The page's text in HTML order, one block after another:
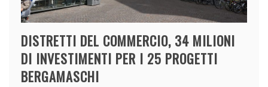
DISTRETTI DEL COMMERCIO, 34 MILIONI
DI INVESTIMENTI PER I 25 PROGETTI
BERGAMASCHI